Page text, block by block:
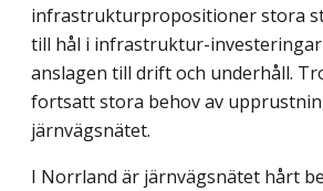
infrastrukturpropositioner stora
till hål i infrastruktur-
anslagen till drift och underhåll.
fortsatt stora behov av
järnvägsnätet.
I Norrland är järnvägsnätet hårt